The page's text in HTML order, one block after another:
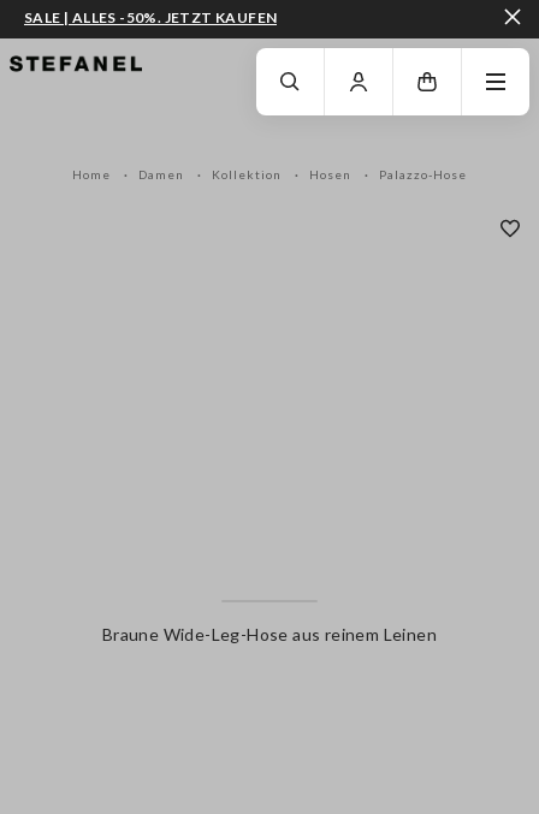
ZUM HAUPTINHALT SPRINGEN GEHEN SIE ZUM ENDE DER SEITE
SALE | ALLES -50%. JETZT KAUFEN
Home Damen Kollektion Hosen Palazzo-Hose
Braune Wide-Leg-Hose aus reinem Leinen